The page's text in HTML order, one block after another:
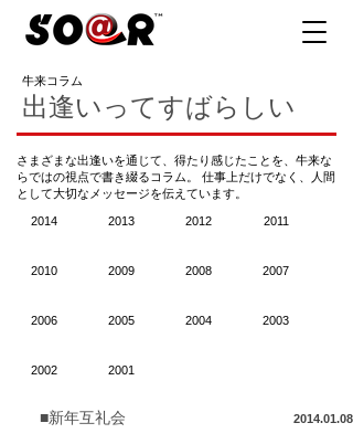
牛来コラム
出逢いってすばらしい
さまざまな出逢いを通じて、得たり感じたことを、牛来な
らではの視点で書き綴るコラム。 仕事上だけでなく、人間
として大切なメッセージを伝えています。
2014
2010
2006
2002
2013
2009
2005
2001
2012
2008
2004
2011
2007
2003
■新年互礼会 2014.01.08